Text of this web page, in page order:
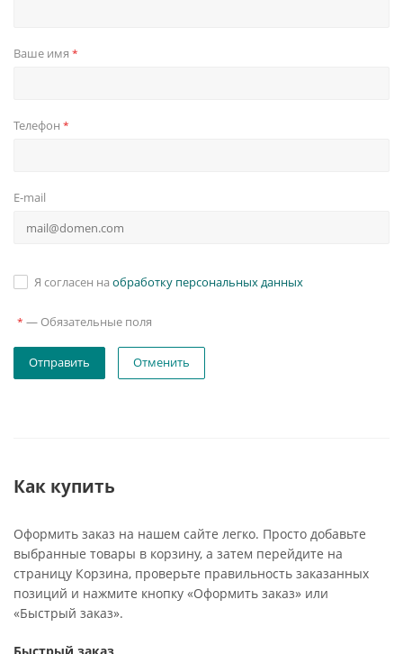
Ваше имя *
Телефон *
E-mail
Я согласен на обработку персональных данных
* — Обязательные поля
Отменить
Как купить
Оформить заказ на нашем сайте легко. Просто добавьте
выбранные товары в корзину, а затем перейдите на
страницу Корзина, проверьте правильность заказанных
позиций и нажмите кнопку «Оформить заказ» или
«Быстрый заказ».